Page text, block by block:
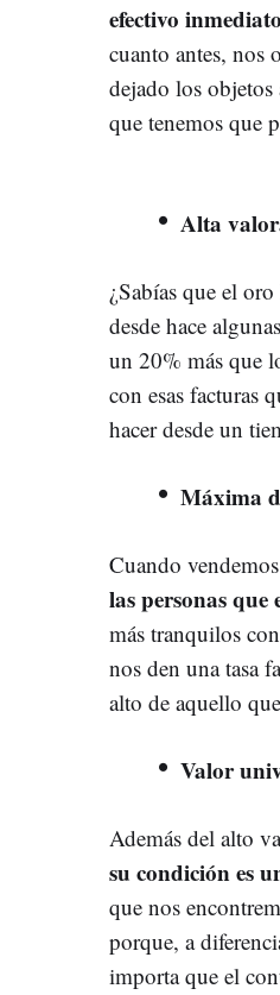
efectivo inmediato
cuanto antes, nos
dejado los
que tenemos que
Alta
¿Sabías que el oro
desde hace
un 20% más que
con esas facturas
hacer desde un
Máxima
Cuando
las personas que
más tranquilos
nos den una tasa
alto de aquello
Valor
Además del alto
su condición es
que nos
porque, a
importa que el